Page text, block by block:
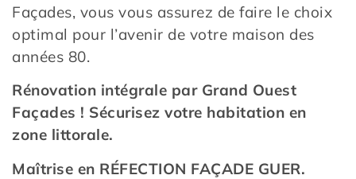
Façades, vous vous assurez de faire le choix
optimal pour l’avenir de votre maison des
années 80.
Rénovation intégrale par Grand Ouest
Façades ! Sécurisez votre habitation en
zone littorale.
Maîtrise en RÉFECTION FAÇADE GUER.